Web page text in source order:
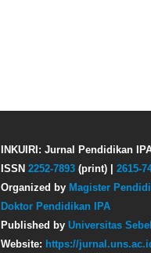
INKUIRI: Jurnal Pendidikan
ISSN 2252-7893 (print) | 2615-
Organized by Magister
Doktor Pendidikan IPA
Published by Universitas
Website: https://